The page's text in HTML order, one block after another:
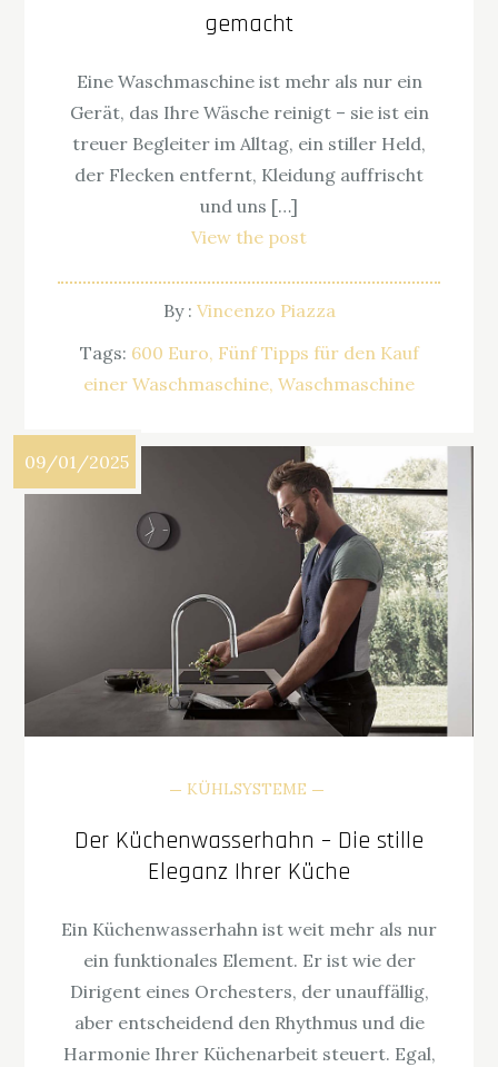
gemacht
Eine Waschmaschine ist mehr als nur ein
Gerät, das Ihre Wäsche reinigt – sie ist ein
treuer Begleiter im Alltag, ein stiller Held,
der Flecken entfernt, Kleidung auffrischt
und uns […]
View the post
By : Vincenzo Piazza
Tags: 600 Euro Fünf Tipps für den Kauf
einer Waschmaschine Waschmaschine
09/01/2025
KÜHLSYSTEME
Der Küchenwasserhahn – Die stille
Eleganz Ihrer Küche
Ein Küchenwasserhahn ist weit mehr als nur
ein funktionales Element. Er ist wie der
Dirigent eines Orchesters, der unauffällig,
aber entscheidend den Rhythmus und die
Harmonie Ihrer Küchenarbeit steuert. Egal,